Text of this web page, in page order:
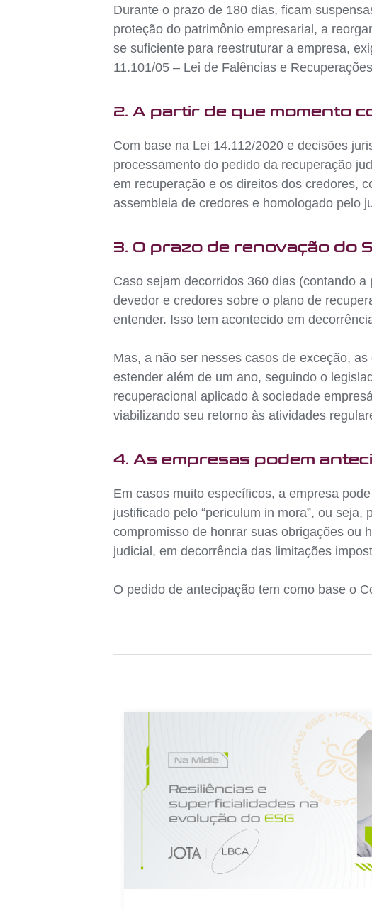
Durante o prazo de 180 dias, ficam
proteção do patrimônio empresarial, a
se suficiente para reestruturar a empresa,
11.101/05 – Lei de Falências e
2. A partir de que momento
Com base na Lei 14.112/2020 e decisões
processamento do pedido da recuperação
em recuperação e os direitos dos credores,
assembleia de credores e homologado pelo
3. O prazo de renovação do
Caso sejam decorridos 360 dias (contando
devedor e credores sobre o plano de
entender. Isso tem acontecido em
Mas, a não ser nesses casos de exceção,
estender além de um ano, seguindo o
recuperacional aplicado à sociedade
viabilizando seu retorno às atividades
4. As empresas podem
Em casos muito específicos, a empresa
justificado pelo “periculum in mora”, ou
compromisso de honrar suas obrigações ou
judicial, em decorrência das limitações
O pedido de antecipação tem como base o